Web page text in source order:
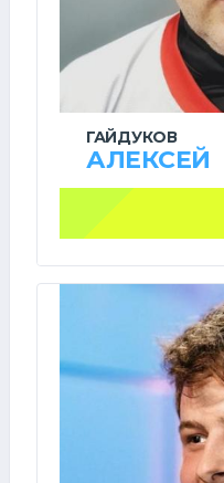
ГАЙДУКОВ
АЛЕКСЕЙ